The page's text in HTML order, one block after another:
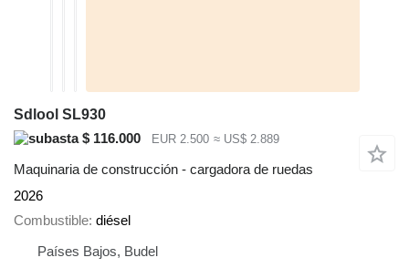
Sdlool SL930
$ 116.000
EUR 2.500 ≈ US$ 2.889
Maquinaria de construcción - cargadora de ruedas
2026
Combustible diésel
Países Bajos, Budel